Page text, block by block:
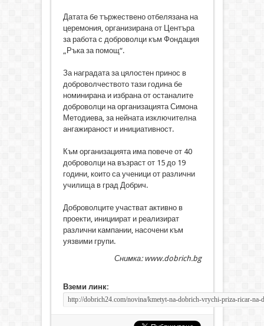
Датата бе тържествено отбелязана на
церемония, организирана от Центъра
за работа с доброволци към Фондация
„Ръка за помощ“.
За наградата за цялостен принос в
доброволчеството тази година бе
номинирана и избрана от останалите
доброволци на организацията Симона
Методиева, за нейната изключителна
ангажираност и инициативност.
Към организацията има повече от 40
доброволци на възраст от 15 до 19
години, които са ученици от различни
училища в град Добрич.
Доброволците участват активно в
проекти, инициират и реализират
различни кампании, насочени към
уязвими групи.
Снимка: www.dobrich.bg
Вземи линк: